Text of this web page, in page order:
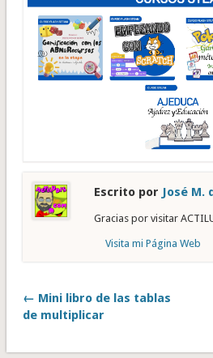
Escrito por José M.
Gracias por visitar
Visita mi Página Web
← Mini libro de las tablas
de multiplicar